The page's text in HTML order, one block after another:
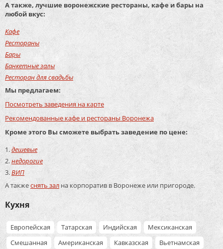
А также, лучшие воронежские рестораны, кафе и бары на
любой вкус:
Кафе
Рестораны
Бары
Банкетные залы
Ресторан для свадьбы
Мы предлагаем:
Посмотреть заведения на карте
Рекомендованные кафе и рестораны Воронежа
Кроме этого Вы сможете выбрать заведение по цене:
дешевые
недорогие
ВИП
А такжеснять зал на корпоратив в Воронеже или пригороде.
Кухня
Европейская Татарская Индийская
Мексиканская
Смешанная
Американская Кавказская
Вьетнамская